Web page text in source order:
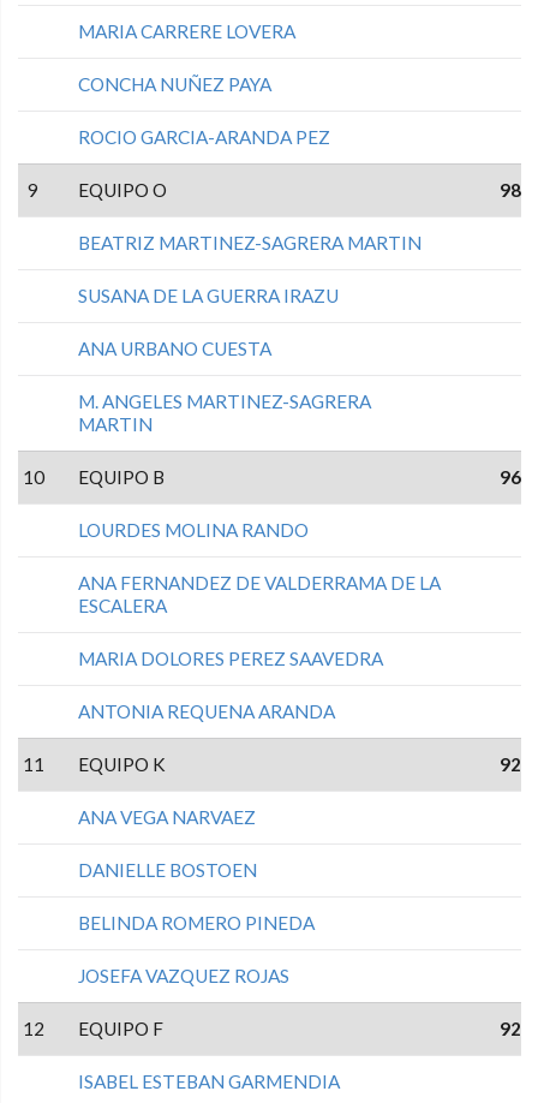
MARIA CARRERE LOVERA
CONCHA NUÑEZ PAYA
ROCIO GARCIA-ARANDA PEZ
9 EQUIPO O 98
BEATRIZ MARTINEZ-SAGRERA MARTIN
SUSANA DE LA GUERRA IRAZU
ANA URBANO CUESTA
M. ANGELES MARTINEZ-SAGRERA
MARTIN
10 EQUIPO B 96
LOURDES MOLINA RANDO
ANA FERNANDEZ DE VALDERRAMA DE LA
ESCALERA
MARIA DOLORES PEREZ SAAVEDRA
ANTONIA REQUENA ARANDA
11 EQUIPO K 92
ANA VEGA NARVAEZ
DANIELLE BOSTOEN
BELINDA ROMERO PINEDA
JOSEFA VAZQUEZ ROJAS
12 EQUIPO F 92
ISABEL ESTEBAN GARMENDIA